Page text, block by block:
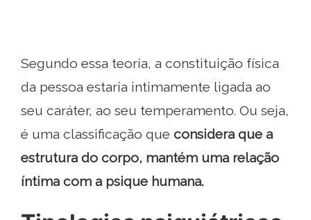
Segundo essa teoria, a constituição física
da pessoa estaria intimamente ligada ao
seu caráter, ao seu temperamento. Ou seja,
é uma classificação que considera que a
estrutura do corpo, mantém uma relação
íntima com a psique humana.